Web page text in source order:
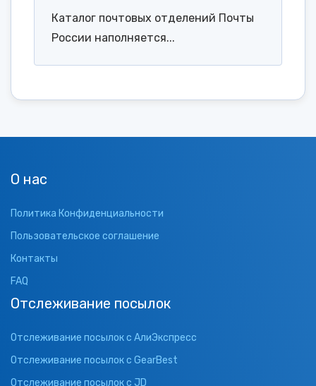
Каталог почтовых отделений Почты
России наполняется...
О нас
Политика Конфиденциальности
Пользовательское соглашение
Контакты
FAQ
Отслеживание посылок
Отслеживание посылок с АлиЭкспресс
Отслеживание посылок с GearBest
Отслеживание посылок с JD